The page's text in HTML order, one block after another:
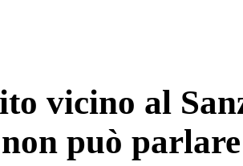
vicino al
può parlare